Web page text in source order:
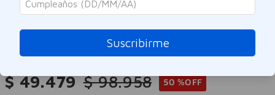
Suplemento Raptor Whey Protein
Chocolate Bagó 980g
Referencia:9962163
$ 49.479 $ 98.958 50 %OFF
Suscribirme